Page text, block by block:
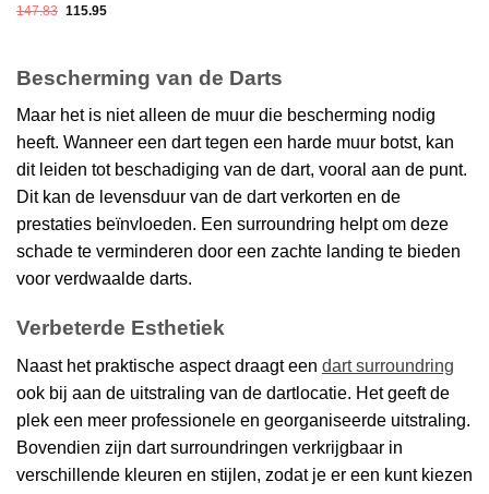
147.83 Oorspronkelijke
115.95Huidige
Bescherming van de Darts
Maar het is niet alleen de muur die bescherming nodig
heeft. Wanneer een dart tegen een harde muur botst, kan
dit leiden tot beschadiging van de dart, vooral aan de punt.
Dit kan de levensduur van de dart verkorten en de
prestaties beïnvloeden. Een surroundring helpt om deze
schade te verminderen door een zachte landing te bieden
voor verdwaalde darts.
Verbeterde Esthetiek
Naast het praktische aspect draagt een dart surroundring
ook bij aan de uitstraling van de dartlocatie. Het geeft de
plek een meer professionele en georganiseerde uitstraling.
Bovendien zijn dart surroundringen verkrijgbaar in
verschillende kleuren en stijlen, zodat je er een kunt kiezen